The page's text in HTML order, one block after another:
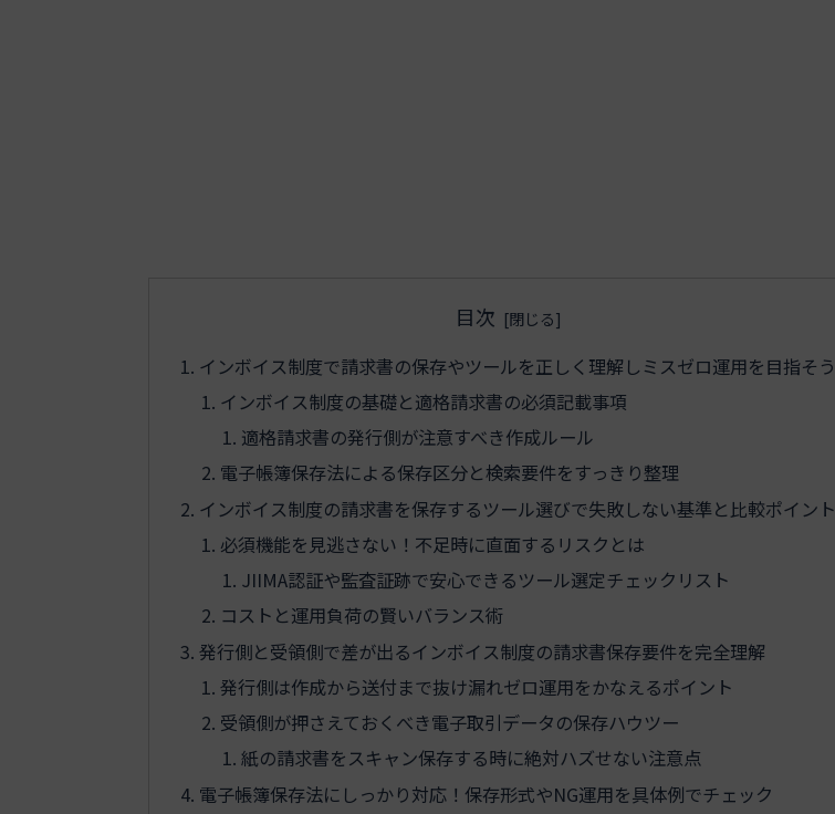
目次
インボイス制度で請求書の保存やツールを正しく理解しミスゼロ運用を目指そう
インボイス制度の基礎と適格請求書の必須記載事項
適格請求書の発行側が注意すべき作成ルール
電子帳簿保存法による保存区分と検索要件をすっきり整理
インボイス制度の請求書を保存するツール選びで失敗しない基準と比較ポイント
必須機能を見逃さない！不足時に直面するリスクとは
JIIMA認証や監査証跡で安心できるツール選定チェックリスト
コストと運用負荷の賢いバランス術
発行側と受領側で差が出るインボイス制度の請求書保存要件を完全理解
発行側は作成から送付まで抜け漏れゼロ運用をかなえるポイント
受領側が押さえておくべき電子取引データの保存ハウツー
紙の請求書をスキャン保存する時に絶対ハズせない注意点
電子帳簿保存法にしっかり対応！保存形式やNG運用を具体例でチェック